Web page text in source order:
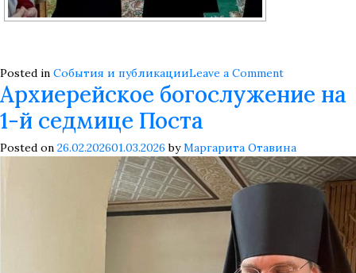
Posted in События и публикацииLeave a Commenton
постриг
в
монастыре
Архиерейское богослужение на
1-й седмице Поста
Posted on 26.02.202601.03.2026 byМаргарита Отавина